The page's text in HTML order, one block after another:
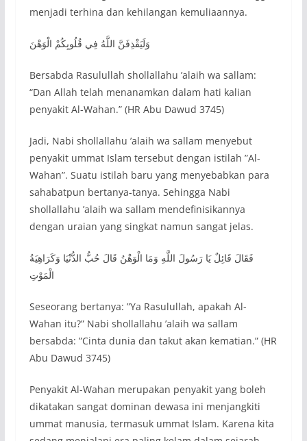
menjadi terhina dan kehilangan kemuliaannya.
وَلَيَقْذِفَنَّ اللَّهُ فِي قُلُوبِكُمْ الْوَهْنَ
Bersabda Rasulullah shollallahu ’alaih wa sallam:
“Dan Allah telah menanamkan dalam hati kalian
penyakit Al-Wahan.” (HR Abu Dawud 3745)
Jadi, Nabi shollallahu ’alaih wa sallam menyebut
penyakit ummat Islam tersebut dengan istilah ”Al-
Wahan”. Suatu istilah baru yang menyebabkan para
sahabatpun bertanya-tanya. Sehingga Nabi
shollallahu ’alaih wa sallam mendefinisikannya
dengan uraian yang singkat namun sangat jelas.
فَقَالَ قَائِلٌ يَا رَسُولَ اللَّهِ وَمَا الْوَهْنُ قَالَ حُبُّ الدُّنْيَا وَكَرَاهِيَةُ
الْمَوْتِ
Seseorang bertanya: ”Ya Rasulullah, apakah Al-
Wahan itu?” Nabi shollallahu ’alaih wa sallam
bersabda: ”Cinta dunia dan takut akan kematian.” (HR
Abu Dawud 3745)
Penyakit Al-Wahan merupakan penyakit yang boleh
dikatakan sangat dominan dewasa ini menjangkiti
ummat manusia, termasuk ummat Islam. Karena kita